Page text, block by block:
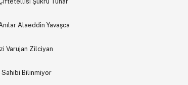
Alaeddin Yavaşca
Varujan Zilciyan
Sahibi Bilinmiyor